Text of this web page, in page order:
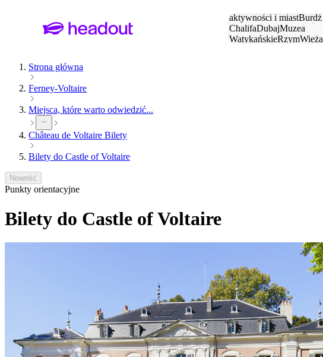
aktywności i miastBurdż
ChalifaDubajMuzea
WatykańskieRzymWieża
Strona główna
Ferney-Voltaire
Miejsca, które warto odwiedzić...
Château de Voltaire Bilety
Bilety do Castle of Voltaire
Nowość
Punkty orientacyjne
Bilety do Castle of Voltaire